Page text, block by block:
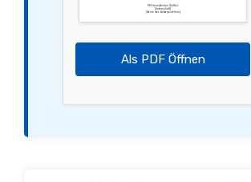
Mit freundlichen Grüßen,
[Unterschrift]
[Name des Antragsstellers]
Als PDF Öffnen